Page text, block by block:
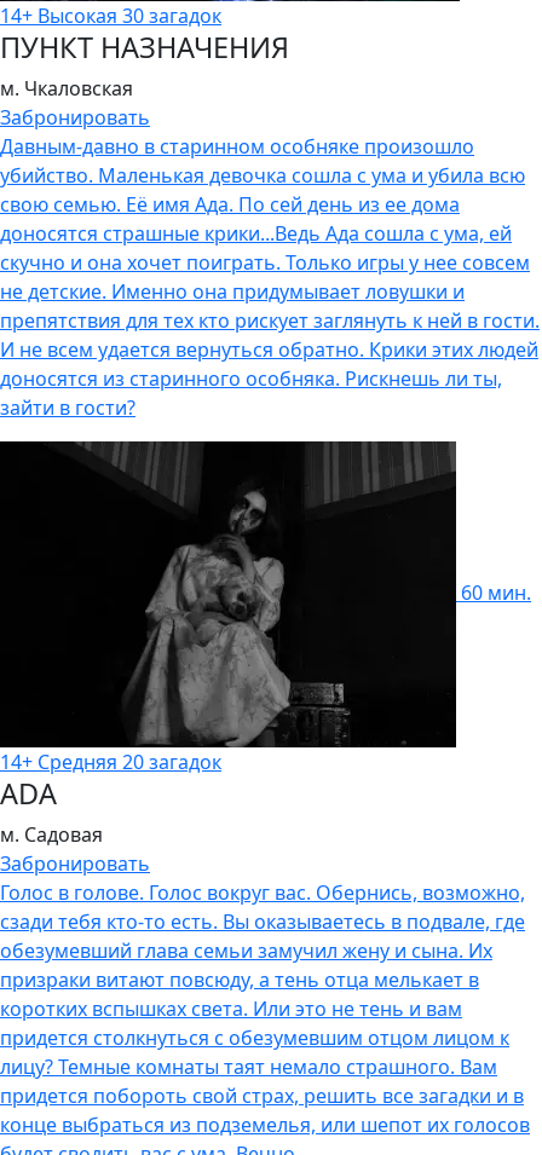
14+ Высокая 30 загадок
ПУНКТ НАЗНАЧЕНИЯ
м. Чкаловская
Забронировать
Давным-давно в старинном особняке произошло
убийство. Маленькая девочка сошла с ума и убила всю
свою семью. Её имя Ада. По сей день из ее дома
доносятся страшные крики...Ведь Ада сошла с ума, ей
скучно и она хочет поиграть. Только игры у нее совсем
не детские. Именно она придумывает ловушки и
препятствия для тех кто рискует заглянуть к ней в гости.
И не всем удается вернуться обратно. Крики этих людей
доносятся из старинного особняка. Рискнешь ли ты,
зайти в гости?
60 мин.
14+ Cредняя 20 загадок
ADA
м. Садовая
Забронировать
Голос в голове. Голос вокруг вас. Обернись, возможно,
сзади тебя кто-то есть. Вы оказываетесь в подвале, где
обезумевший глава семьи замучил жену и сына. Их
призраки витают повсюду, а тень отца мелькает в
коротких вспышках света. Или это не тень и вам
придется столкнуться с обезумевшим отцом лицом к
лицу? Темные комнаты таят немало страшного. Вам
придется побороть свой страх, решить все загадки и в
конце выбраться из подземелья, или шепот их голосов